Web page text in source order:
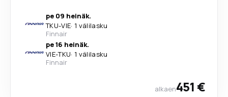
pe 09 heinäk.
TKU-VIE· 1 välilasku
Finnair
pe 16 heinäk.
VIE-TKU· 1 välilasku
Finnair
alkaen451 €